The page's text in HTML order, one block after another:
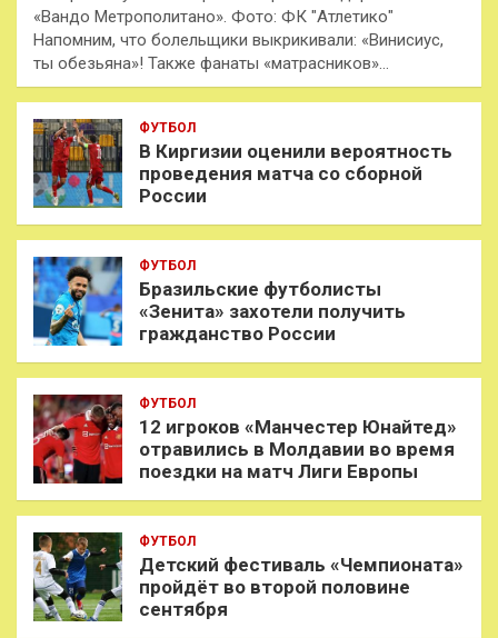
«Вандо Метрополитано». Фото: ФК "Атлетико"
Напомним, что болельщики выкрикивали: «Винисиус,
ты обезьяна»! Также фанаты «матрасников»…
ФУТБОЛ
В Киргизии оценили вероятность
проведения матча со сборной
России
ФУТБОЛ
Бразильские футболисты
«Зенита» захотели получить
гражданство России
ФУТБОЛ
12 игроков «Манчестер Юнайтед»
отравились в Молдавии во время
поездки на матч Лиги Европы
ФУТБОЛ
Детский фестиваль «Чемпионата»
пройдёт во второй половине
сентября